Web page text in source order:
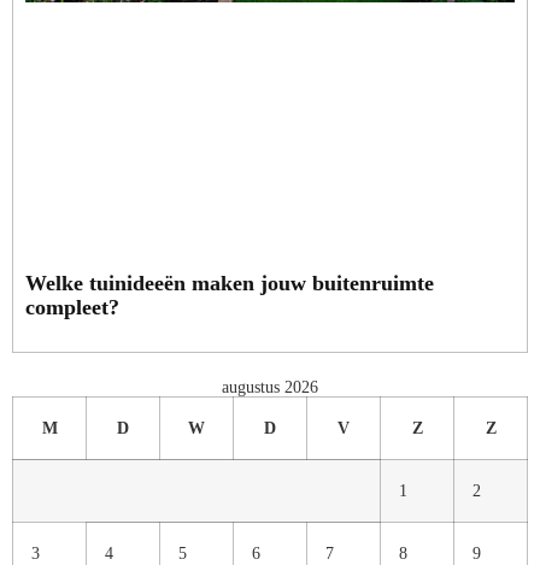
Welke tuinideeën maken jouw buitenruimte
compleet?
augustus 2026
M D W D V Z Z
1 2
3 4 5 6 7 8 9